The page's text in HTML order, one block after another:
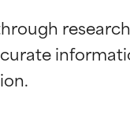
research